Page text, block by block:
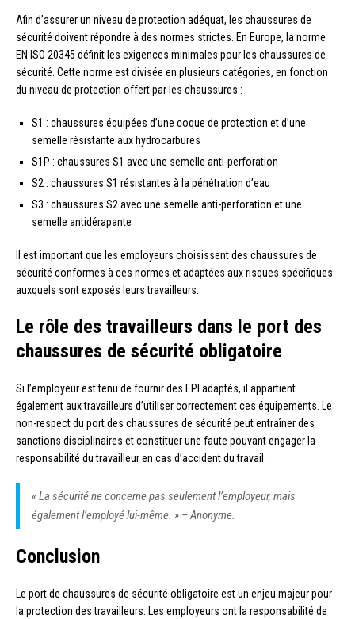
Afin d’assurer un niveau de protection adéquat, les chaussures de
sécurité doivent répondre à des normes strictes. En Europe, la norme
EN ISO 20345 définit les exigences minimales pour les chaussures de
sécurité. Cette norme est divisée en plusieurs catégories, en fonction
du niveau de protection offert par les chaussures :
S1 : chaussures équipées d’une coque de protection et d’une
semelle résistante aux hydrocarbures
S1P : chaussures S1 avec une semelle anti-perforation
S2 : chaussures S1 résistantes à la pénétration d’eau
S3 : chaussures S2 avec une semelle anti-perforation et une
semelle antidérapante
Il est important que les employeurs choisissent des chaussures de
sécurité conformes à ces normes et adaptées aux risques spécifiques
auxquels sont exposés leurs travailleurs.
Le rôle des travailleurs dans le port des
chaussures de sécurité obligatoire
Si l’employeur est tenu de fournir des EPI adaptés, il appartient
également aux travailleurs d’utiliser correctement ces équipements. Le
non-respect du port des chaussures de sécurité peut entraîner des
sanctions disciplinaires et constituer une faute pouvant engager la
responsabilité du travailleur en cas d’accident du travail.
« La sécurité ne concerne pas seulement l’employeur, mais
également l’employé lui-même. » – Anonyme.
Conclusion
Le port de chaussures de sécurité obligatoire est un enjeu majeur pour
la protection des travailleurs. Les employeurs ont la responsabilité de